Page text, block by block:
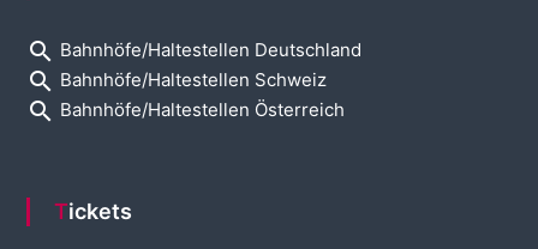
search Bahnhöfe/Haltestellen Deutschland
search Bahnhöfe/Haltestellen Schweiz
search Bahnhöfe/Haltestellen Österreich
Tickets